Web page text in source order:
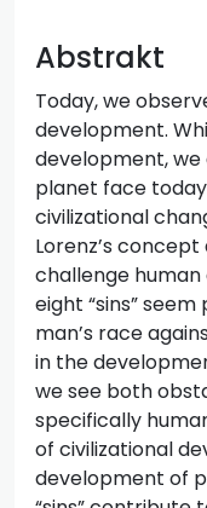
Abstrakt
Today, we
development.
development,
planet face
civilizational
Lorenz’s
challenge human
eight “sins”
man’s race
in the
we see both
specifically
of civilizational
development of